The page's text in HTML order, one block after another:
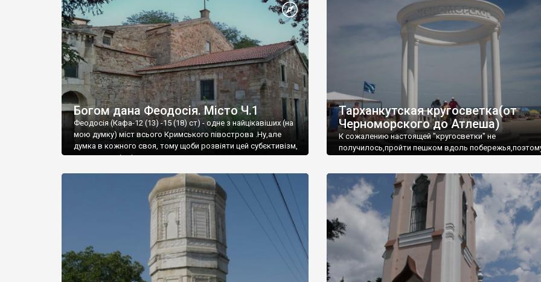
Богом дана Феодосія. Місто Ч.1
Феодосія (Кафа-12 (13) -15 (18) ст) - одне з найцікавіших (на
мою думку) міст всього Кримського півострова .Ну,але
думка в кожного своя, тому щоби розвіяти цей субєктивізм,
запрошую відвідати це
Тарханкутская кругосветка(от
Черноморского до Атлеша)
К сожалению настоящей "кругосветки" не
получилось,пройти пешком вдоль